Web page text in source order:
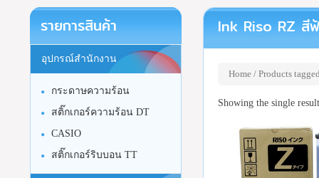
Ink Riso RZ สี
Home/ Products
Showing the single result
รายการสินค้า
อุปกรณ์สำนักงาน
กระดาษความร้อน
สติ๊กเกอร์ความร้อน DT
CASIO
สติ๊กเกอร์ริบบอน TT